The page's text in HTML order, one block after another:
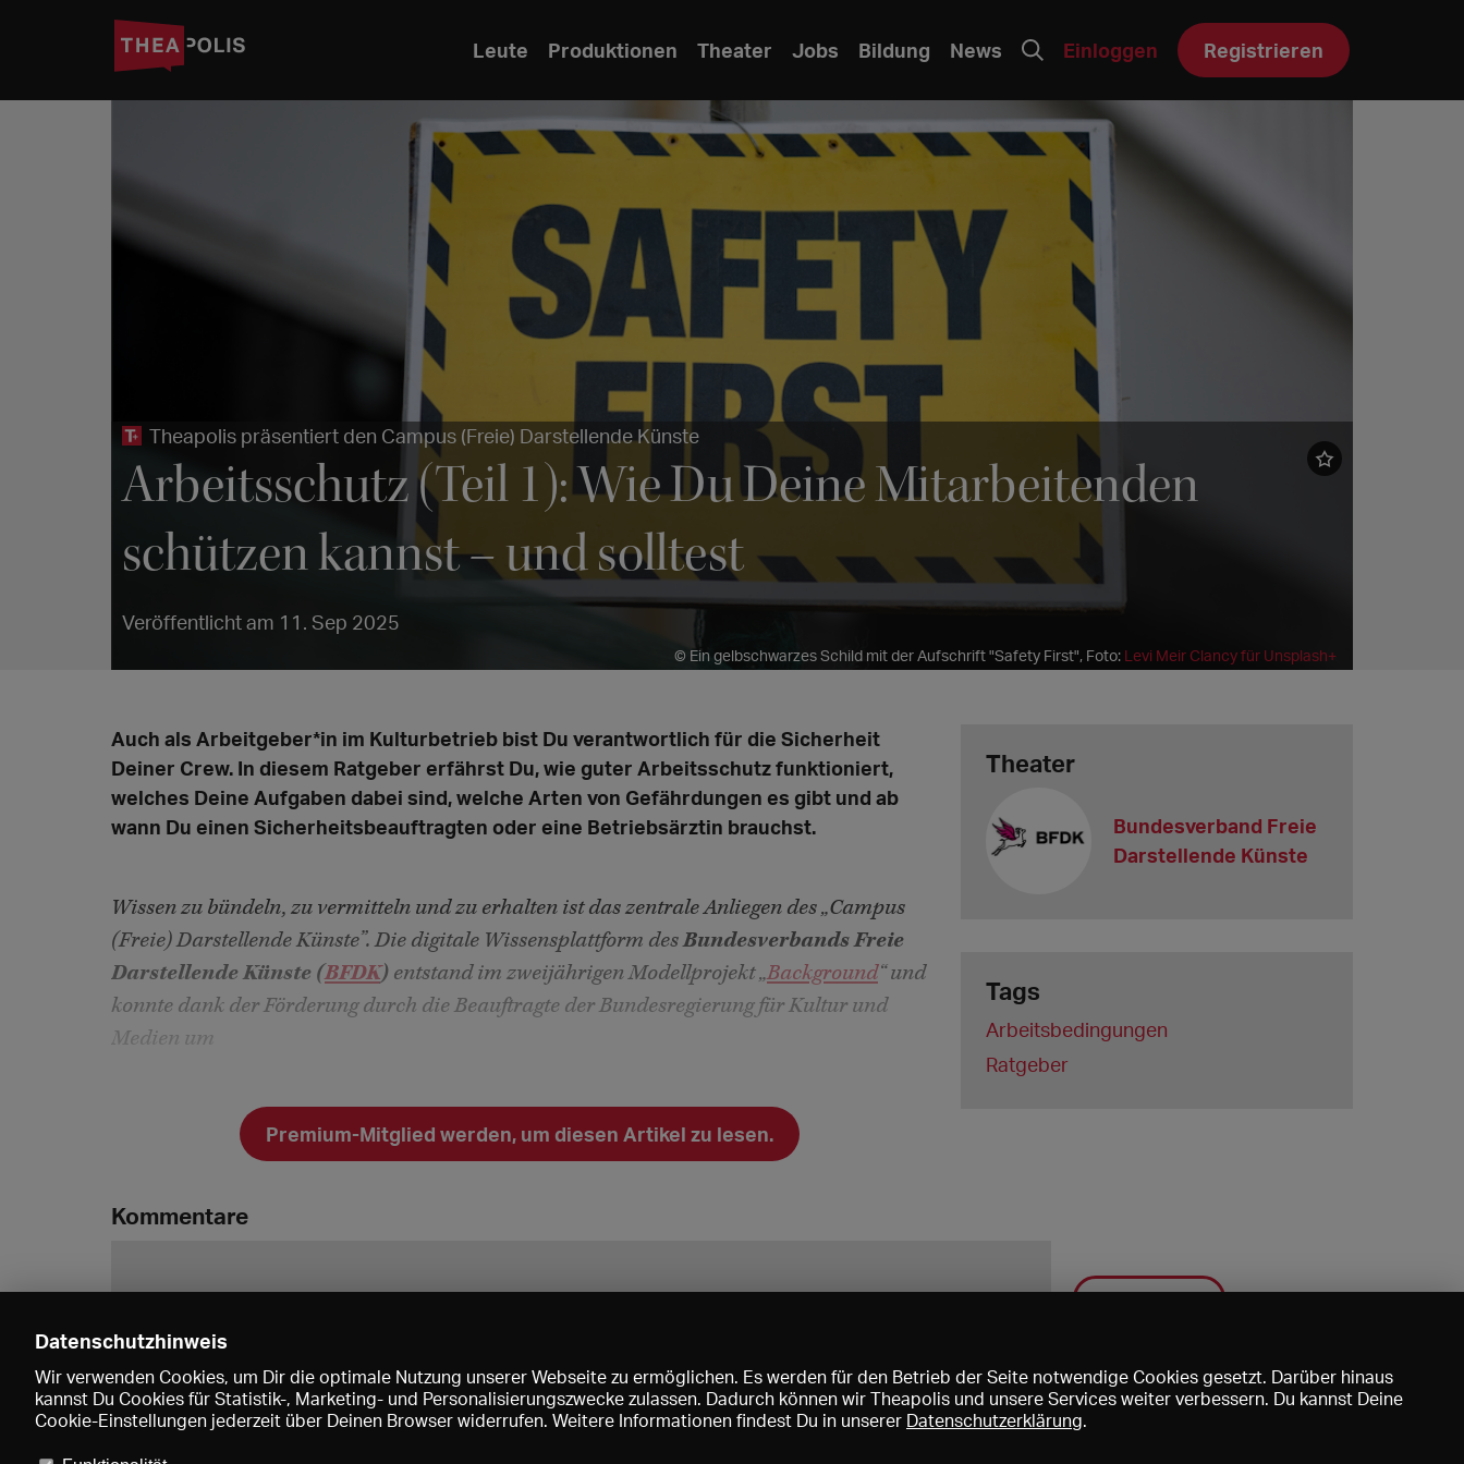
Leute Produktionen Theater Jobs Bildung News Einloggen Registrieren
Theapolis präsentiert den Campus (Freie) Darstellende Künste
Arbeitsschutz (Teil 1): Wie Du Deine Mitarbeitenden
schützen kannst – und solltest
Veröffentlicht am 11. Sep 2025
© Ein gelbschwarzes Schild mit der Aufschrift "Safety First", Foto: Levi Meir Clancy für Unsplash+
Auch als Arbeitgeber*in im Kulturbetrieb bist Du verantwortlich für die Sicherheit
Deiner Crew. In diesem Ratgeber erfährst Du, wie guter Arbeitsschutz funktioniert,
welches Deine Aufgaben dabei sind, welche Arten von Gefährdungen es gibt und ab
wann Du einen Sicherheitsbeauftragten oder eine Betriebsärztin brauchst.
Wissen zu bündeln, zu vermitteln und zu erhalten ist das zentrale Anliegen des „Campus
(Freie) Darstellende Künste”. Die digitale Wissensplattform desBundesverbands Freie
Darstellende Künste (BFDK) entstand im zweijährigen Modellprojekt „Background“ und
konnte dank der Förderung durch die Beauftragte der Bundesregierung für Kultur und
Medien um
Premium-Mitglied werden, um diesen Artikel zu lesen.
Theater
Bundesverband Freie
Darstellende Künste
Tags
Arbeitsbedingungen
Ratgeber
Kommentare
Speichern
Datenschutzhinweis
Wir verwenden Cookies, um Dir die optimale Nutzung unserer Webseite zu ermöglichen. Es werden für den Betrieb der Seite notwendige Cookies gesetzt. Darüber hinaus
kannst Du Cookies für Statistik-, Marketing- und Personalisierungszwecke zulassen. Dadurch können wir Theapolis und unsere Services weiter verbessern. Du kannst Deine
Cookie-Einstellungen jederzeit über Deinen Browser widerrufen. Weitere Informationen findest Du in unserer Datenschutzerklärung.